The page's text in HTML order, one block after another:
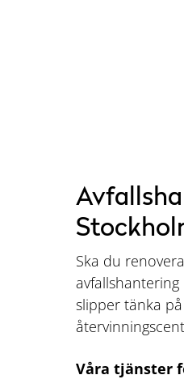
Ska du
slipper tänka
Våra tjänster